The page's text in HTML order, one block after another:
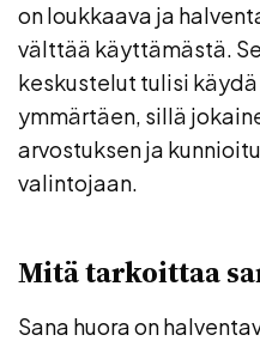
on loukkaava ja
välttää käyttämästä.
keskustelut tulisi
ymmärtäen, sillä
arvostuksen ja
valintojaan.
Mitä tarkoittaa
Sana huora on